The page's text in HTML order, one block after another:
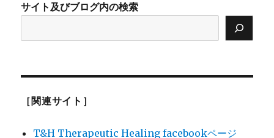
サイト及びブログ内の検索
［関連サイト］
T&H Therapeutic Healing facebookページ